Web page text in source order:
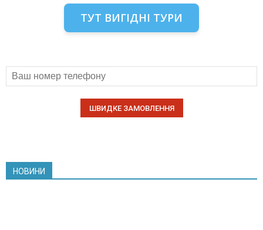
ТУТ ВИГІДНІ ТУРИ
НОВИНИ